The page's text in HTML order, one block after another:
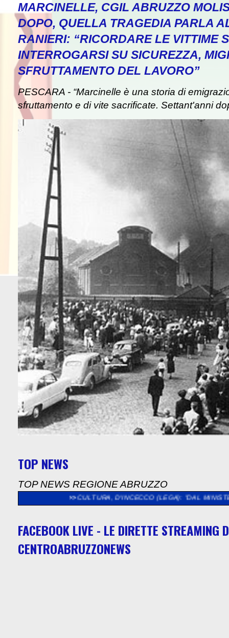
MARCINELLE, CGIL ABRUZZO
DOPO, QUELLA TRAGEDIA PARLA
RANIERI: “RICORDARE LE VITTIME
INTERROGARSI SU SICUREZZA,
SFRUTTAMENTO DEL LAVORO”
PESCARA - “Marcinelle è una storia di
sfruttamento e di vite sacrificate. Settant'anni
TOP NEWS
TOP NEWS REGIONE ABRUZZO
CULTURA, D'INCECCO (LEGA): "DAL MINISTERO QUASI 5
FACEBOOK LIVE - LE DIRETTE STREAMING
CENTROABRUZZONEWS